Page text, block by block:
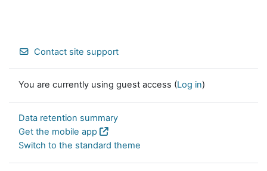
Contact site support
You are currently using guest access (Log in)
Data retention summary
Get the mobile app
Switch to the standard theme